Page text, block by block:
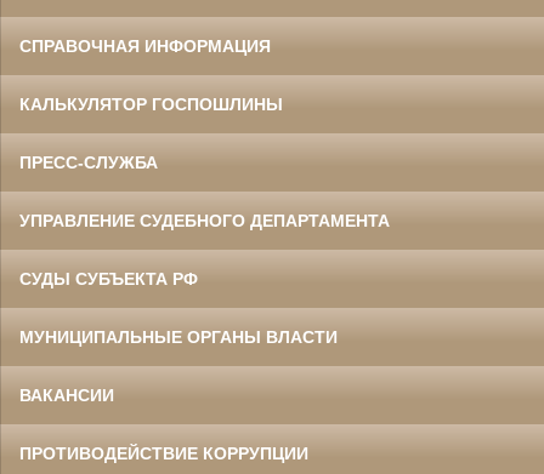
СПРАВОЧНАЯ ИНФОРМАЦИЯ
КАЛЬКУЛЯТОР ГОСПОШЛИНЫ
ПРЕСС-СЛУЖБА
УПРАВЛЕНИЕ СУДЕБНОГО ДЕПАРТАМЕНТА
СУДЫ СУБЪЕКТА РФ
МУНИЦИПАЛЬНЫЕ ОРГАНЫ ВЛАСТИ
ВАКАНСИИ
ПРОТИВОДЕЙСТВИЕ КОРРУПЦИИ